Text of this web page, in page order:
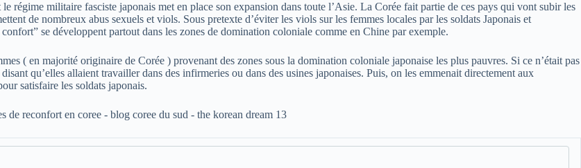
régime militaire fasciste japonais met en place son expansion dans toute l’Asie. La Corée fait partie de ces pays qui vont subir les
de nombreux abus sexuels et viols. Sous pretexte d’éviter les viols sur les femmes locales par les soldats Japonais et
se développent partout dans les zones de domination coloniale comme en Chine par exemple.
( en majorité originaire de Corée ) provenant des zones sous la domination coloniale japonaise les plus pauvres. Si ce n’était pas
qu’elles allaient travailler dans des infirmeries ou dans des usines japonaises. Puis, on les emmenait directement aux
satisfaire les soldats japonais.